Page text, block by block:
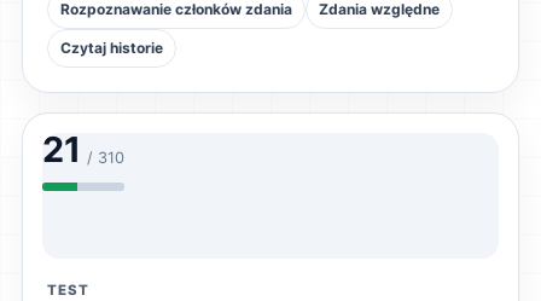
Rozpoznawanie członków zdania Zdania względne
Czytaj historie
21 / 310
TEST